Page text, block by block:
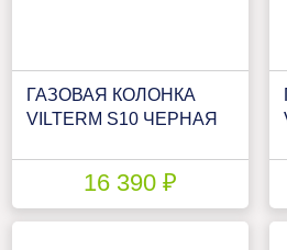
ГАЗОВАЯ КОЛОНКА
VILTERM S10 ЧЕРНАЯ
16 390 ₽